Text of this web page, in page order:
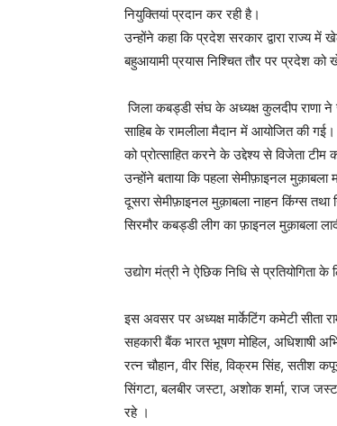
नियुक्तियां प्रदान कर रही है।
उन्होंने कहा कि प्रदेश सरकार द्वारा राज्य
बहुआयामी प्रयास निश्चित तौर पर प्रदेश को
जिला कबड्डी संघ के अध्यक्ष कुलदीप राणा ने
साहिब के रामलीला मैदान में आयोजित की गई।
को प्रोत्साहित करने के उद्देश्य से विजेता
उन्होंने बताया कि पहला सेमीफ़ाइनल मुक़ाबला
दूसरा सेमीफ़ाइनल मुक़ाबला नाहन किंग्स तथा
सिरमौर कबड्डी लीग का फ़ाइनल मुक़ाबला लादी
उद्योग मंत्री ने ऐछिक निधि से प्रतियोगिता
इस अवसर पर अध्यक्ष मार्केटिंग कमेटी सीता
सहकारी बैंक भारत भूषण मोहिल, अधिशाषी
रत्न चौहान, वीर सिंह, विक्रम सिंह, सतीश
सिंगटा, बलबीर जस्टा, अशोक शर्मा, राज
रहे ।